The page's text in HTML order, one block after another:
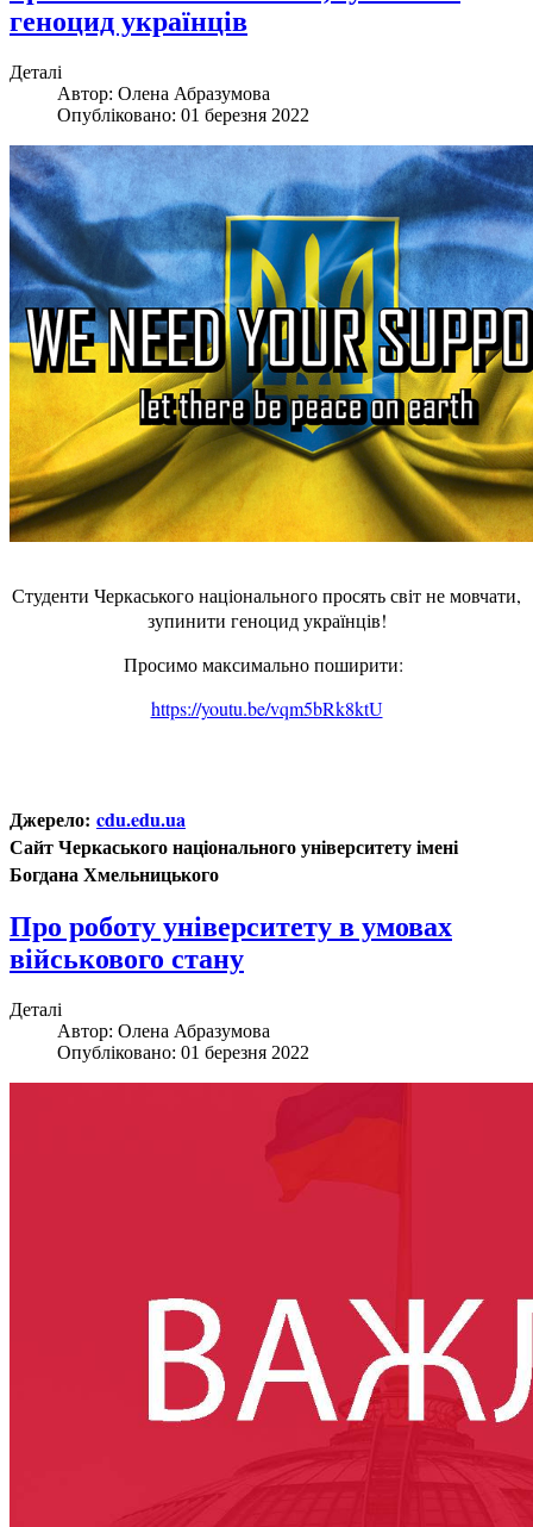
геноцид українців
Деталі
Автор: Олена Абразумова
Опубліковано: 01 березня 2022
Студенти Черкаського національного просять світ не мовчати,
зупинити геноцид українців!
Просимо максимально поширити:
https://youtu.be/vqm5bRk8ktU
Джерело: cdu.edu.ua
Сайт Черкаського національного університету імені
Богдана Хмельницького
Про роботу університету в умовах
військового стану
Деталі
Автор: Олена Абразумова
Опубліковано: 01 березня 2022